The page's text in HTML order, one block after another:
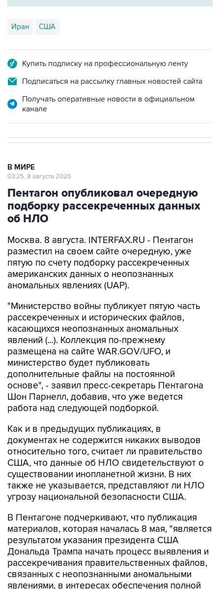
Иран США
Купить подписку на профессиональную ленту
Подписаться на рассылку главных новостей сайта
Получать оперативные новости в официальном
канале
В МИРЕ
03:25, 8 августа 2026
Пентагон опубликовал очередную
подборку рассекреченных данных
об НЛО
Москва. 8 августа. INTERFAX.RU - Пентагон
разместил на своем сайте очередную, уже
пятую по счету подборку рассекреченных
американских данных о неопознанных
аномальных явлениях (UAP).
"Министерство войны публикует пятую часть
рассекреченных и исторических файлов,
касающихся неопознанных аномальных
явлений (...). Коллекция по-прежнему
размещена на сайте WAR.GOV/UFO, и
министерство будет публиковать
дополнительные файлы на постоянной
основе", - заявил пресс-секретарь Пентагона
Шон Парнелл, добавив, что уже ведется
работа над следующей подборкой.
Как и в предыдущих публикациях, в
документах не содержится никаких выводов
относительно того, считает ли правительство
США, что данные об НЛО свидетельствуют о
существовании инопланетной жизни. В них
также не указывается, представляют ли НЛО
угрозу национальной безопасности США.
В Пентагоне подчеркивают, что публикация
материалов, которая началась 8 мая, "является
результатом указания президента США
Дональда Трампа начать процесс выявления и
рассекречивания правительственных файлов,
связанных с неопознанными аномальными
явлениями, в интересах обеспечения полной